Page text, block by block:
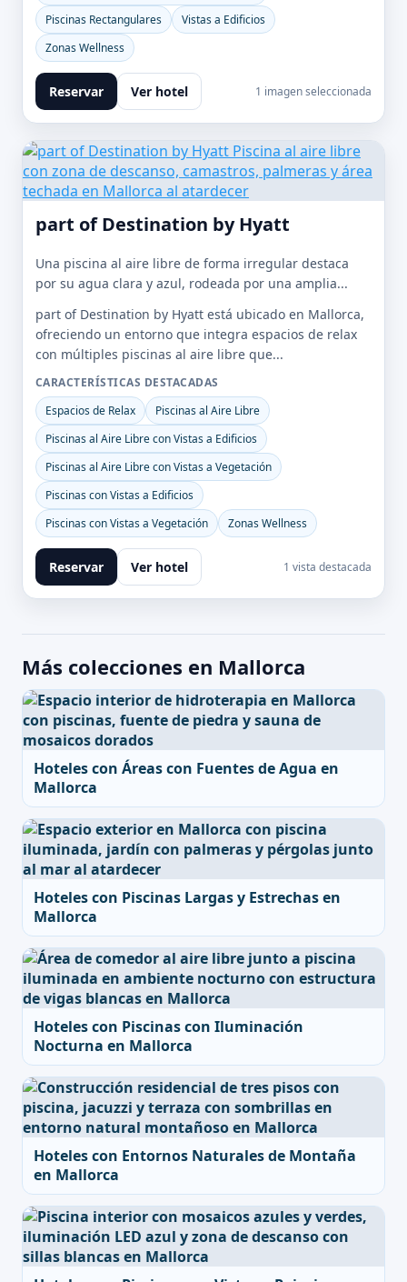
Piscinas Rectangulares
Vistas a Edificios
Zonas Wellness
Reservar Ver hotel 1 imagen seleccionada
part of Destination by Hyatt
Una piscina al aire libre de forma irregular destaca
por su agua clara y azul, rodeada por una amplia...
part of Destination by Hyatt está ubicado en Mallorca,
ofreciendo un entorno que integra espacios de relax
con múltiples piscinas al aire libre que...
CARACTERÍSTICAS DESTACADAS
Espacios de Relax
Piscinas al Aire Libre
Piscinas al Aire Libre con Vistas a Edificios
Piscinas al Aire Libre con Vistas a Vegetación
Piscinas con Vistas a Edificios
Piscinas con Vistas a Vegetación
Zonas Wellness
Reservar Ver hotel 1 vista destacada
Más colecciones en Mallorca
Hoteles con Áreas con Fuentes de Agua en
Mallorca
Hoteles con Piscinas Largas y Estrechas en
Mallorca
Hoteles con Piscinas con Iluminación
Nocturna en Mallorca
Hoteles con Entornos Naturales de Montaña
en Mallorca